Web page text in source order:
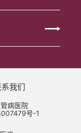
我们
病医院
号-1